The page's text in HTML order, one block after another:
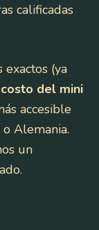
calificadas
(ya
costo del mini
accesible
o Alemania.
un